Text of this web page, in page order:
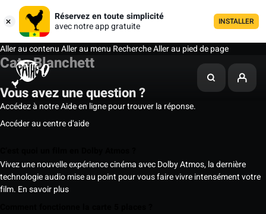
Réservez en toute simplicité
avec notre app gratuite
INSTALLER
Aller au contenuAller au menu RechercheAller au pied de page
Cate Blanchett
Vous avez une question ?
Accédez à notre Aide en ligne pour trouver la réponse.
Accéder au centre d'aide
Vivez une nouvelle expérience cinéma avec Dolby Atmos, la dernière
technologie audio mise au point pour vous faire vivre intensément votre
film. En savoir plus